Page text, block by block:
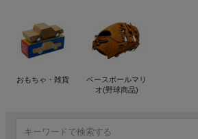
おもちゃ・雑貨
ベースボールマリ
オ(野球商品)